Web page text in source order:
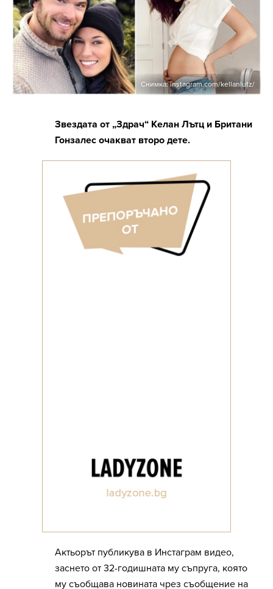
Снимка: instagram.com/kellanlutz/
Звездата от „Здрач“ Келан Лътц и Британи
Гонзалес очакват второ дете.
Актьорът публикува в Инстаграм видео,
заснето от 32-годишната му съпруга, която
му съобщава новината чрез съобщение на